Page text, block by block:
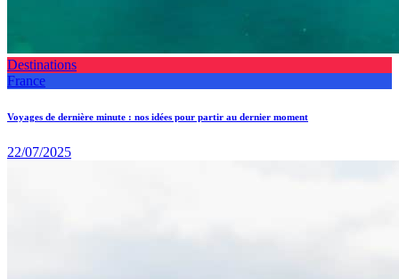
Destinations
France
Voyages de dernière minute : nos idées pour partir au dernier moment
22/07/2025